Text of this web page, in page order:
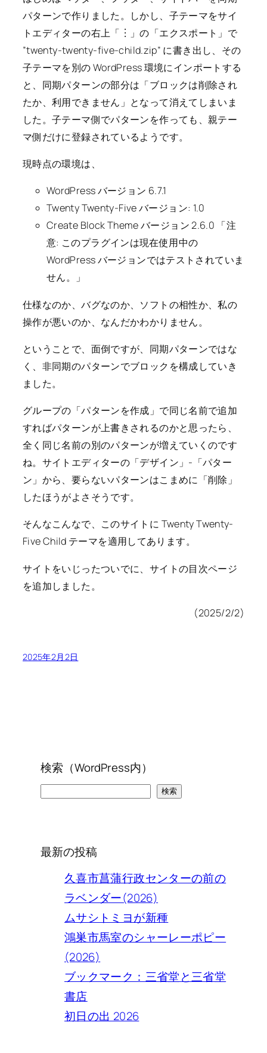
パターンで作りました。しかし、子テーマをサイ
トエディターの右上「︙」の「エクスポート」で
”twenty-twenty-five-child.zip” に書き出し、その
子テーマを別の WordPress 環境にインポートする
と、同期パターンの部分は「ブロックは削除され
たか、利用できません」となって消えてしまいま
した。子テーマ側でパターンを作っても、親テー
マ側だけに登録されているようです。
現時点の環境は、
WordPress バージョン 6.7.1
Twenty Twenty-Five バージョン: 1.0
Create Block Theme バージョン 2.6.0 「注
意: このプラグインは現在使用中の
WordPress バージョンではテストされていま
せん。」
仕様なのか、バグなのか、ソフトの相性か、私の
操作が悪いのか、なんだかわかりません。
ということで、面倒ですが、同期パターンではな
く、非同期のパターンでブロックを構成していき
ました。
グループの「パターンを作成」で同じ名前で追加
すればパターンが上書きされるのかと思ったら、
全く同じ名前の別のパターンが増えていくのです
ね。サイトエディターの「デザイン」-「パター
ン」から、要らないパターンはこまめに「削除」
したほうがよさそうです。
そんなこんなで、このサイトに Twenty Twenty-
Five Child テーマを適用してあります。
サイトをいじったついでに、サイトの目次ページ
を追加しました。
(2025/2/2)
2025年2月2日
検索（WordPress内）
検索
最新の投稿
久喜市菖蒲行政センターの前の
ラベンダー(2026)
ムサシトミヨが新種
鴻巣市馬室のシャーレーポピー
(2026)
ブックマーク：三省堂と三省堂
書店
初日の出 2026